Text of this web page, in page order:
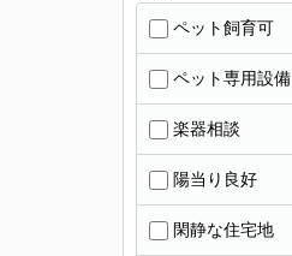
ペット飼育可
ペット専用設備
楽器相談
陽当り良好
閑静な住宅地